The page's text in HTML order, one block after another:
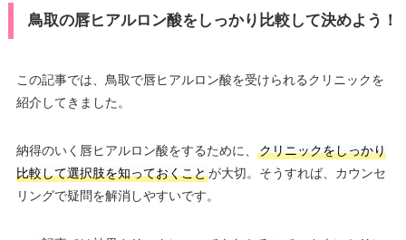
鳥取の唇ヒアルロン酸をしっかり比較して決めよう！
この記事では、鳥取で唇ヒアルロン酸を受けられるクリニックを
紹介してきました。
納得のいく唇ヒアルロン酸をするために、
クリニックをしっかり
比較して選択肢を知っておくことが大切。そうすれば、カウンセ
リングで疑問を解消しやすいです。